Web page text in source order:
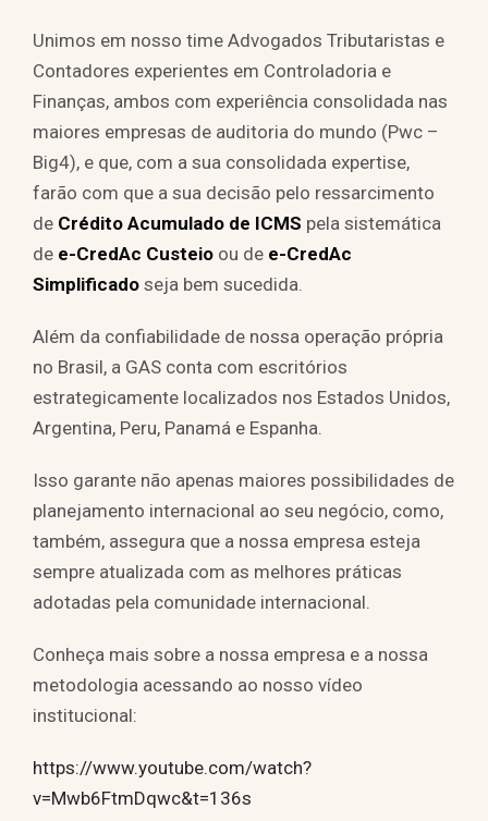
Unimos em nosso time Advogados Tributaristas e
Contadores experientes em Controladoria e
Finanças, ambos com experiência consolidada nas
maiores empresas de auditoria do mundo (Pwc –
Big4), e que, com a sua consolidada expertise,
farão com que a sua decisão pelo ressarcimento
de Crédito Acumulado de ICMS pela sistemática
de e-CredAc Custeio ou de e-CredAc
Simplificado seja bem sucedida.
Além da confiabilidade de nossa operação própria
no Brasil, a GAS conta com escritórios
estrategicamente localizados nos Estados Unidos,
Argentina, Peru, Panamá e Espanha.
Isso garante não apenas maiores possibilidades de
planejamento internacional ao seu negócio, como,
também, assegura que a nossa empresa esteja
sempre atualizada com as melhores práticas
adotadas pela comunidade internacional.
Conheça mais sobre a nossa empresa e a nossa
metodologia acessando ao nosso vídeo
institucional:
https://www.youtube.com/watch?
v=Mwb6FtmDqwc&t=136s